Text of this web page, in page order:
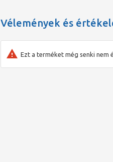
Vélemények és
Ezt a terméket még senki nem